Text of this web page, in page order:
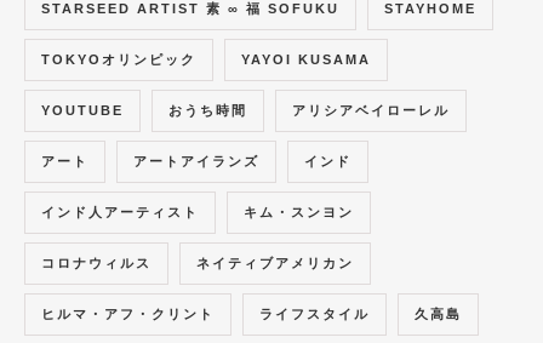
STARSEED ARTIST 素 ∞ 福 SOFUKU STAYHOME
TOKYOオリンピック YAYOI KUSAMA
YOUTUBE おうち時間 アリシアベイローレル
アート アートアイランズ インド
インド人アーティスト キム・スンヨン
コロナウィルス ネイティブアメリカン
ヒルマ・アフ・クリント ライフスタイル 久高島